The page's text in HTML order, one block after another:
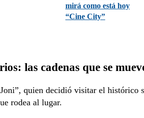
mirá como está hoy
“Cine City”
las cadenas que se
quien decidió visitar el histórico
rodea al lugar.